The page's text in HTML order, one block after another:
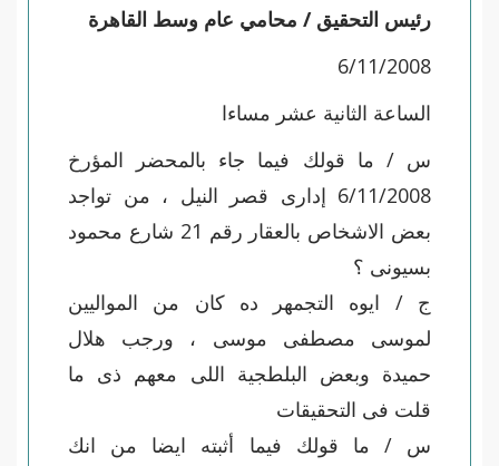
رئيس التحقيق / محامي عام وسط القاهرة
6/11/2008
الساعة الثانية عشر مساءا
س / ما قولك فيما جاء بالمحضر المؤرخ
6/11/2008 إدارى قصر النيل ، من تواجد
بعض الاشخاص بالعقار رقم 21 شارع محمود
بسيونى ؟
ج / ايوه التجمهر ده كان من المواليين
لموسى مصطفى موسى ، ورجب هلال
حميدة وبعض البلطجية اللى معهم ذى ما
قلت فى التحقيقات
س / ما قولك فيما أثبته ايضا من انك